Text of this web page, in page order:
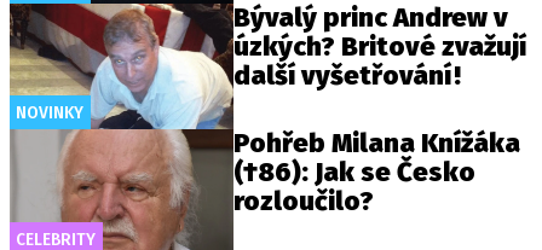
NOVINKY
Bývalý princ Andrew v
úzkých? Britové zvažují
další vyšetřování!
CELEBRITY
Pohřeb Milana Knížáka
(†86): Jak se Česko
rozloučilo?